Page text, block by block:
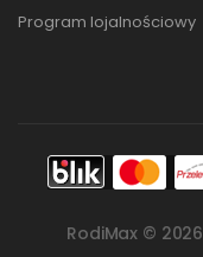
Program lojalnościowy
RodiMax © 2026